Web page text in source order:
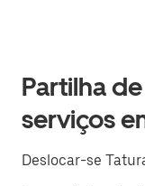
Partilha
serviços
Deslocar-se